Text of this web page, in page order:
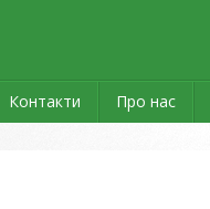
Контакти Про нас